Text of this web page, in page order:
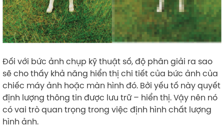
Đối với bức ảnh chụp kỹ thuật số, độ phân giải ra sao
sẽ cho thấy khả năng hiển thị chi tiết của bức ảnh của
chiếc máy ảnh hoặc màn hình đó. Bởi yếu tố này quyết
định lượng thông tin được lưu trữ – hiển thị. Vậy nên nó
có vai trò quan trọng trong việc định hình chất lượng
hình ảnh.